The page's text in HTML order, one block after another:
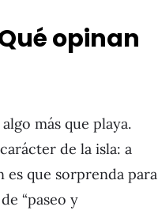
opinan
más que playa.
de la isla: a
es que sorprenda para
“paseo y